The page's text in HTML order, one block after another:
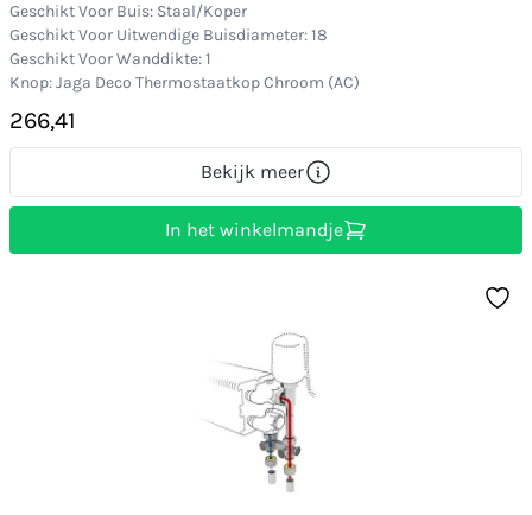
Geschikt Voor Buis: Staal/Koper
Geschikt Voor Uitwendige Buisdiameter: 18
Geschikt Voor Wanddikte: 1
Knop: Jaga Deco Thermostaatkop Chroom (AC)
266,41
Bekijk meer
In het winkelmandje